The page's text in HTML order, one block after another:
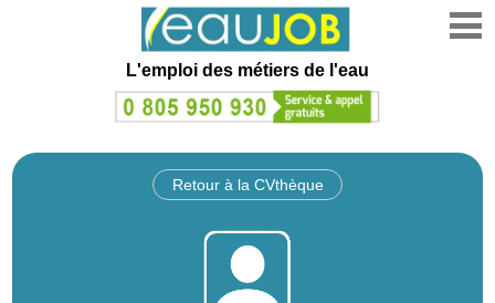
L'emploi des métiers de l'eau
Retour à la CVthèque